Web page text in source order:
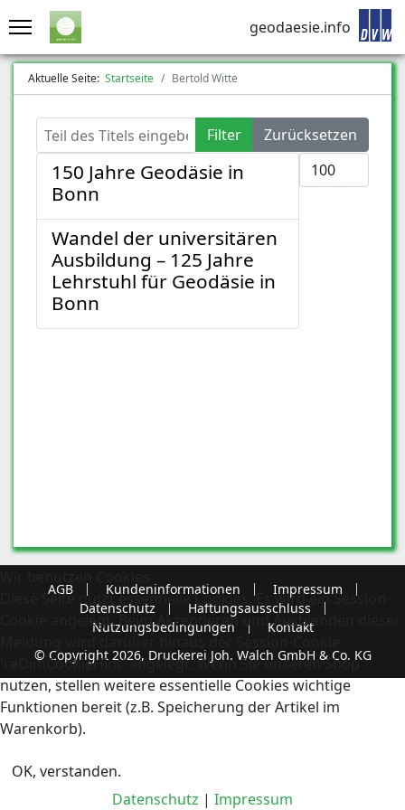
geodaesie.info
Aktuelle Seite: Startseite Bertold Witte
Teil des Titels eingeben Filter
Zurücksetzen
Anzeige #
150 Jahre Geodäsie in
Bonn
Wandel der universitären
Ausbildung – 125 Jahre
Lehrstuhl für Geodäsie in
Bonn
AGB Kundeninformationen
Impressum
Datenschutz
Haftungsausschluss
Nutzungsbedingungen
Kontakt
© Copyright 2026, Druckerei Joh. Walch GmbH & Co. KG
Diese Seite nutzt essentielle Cookies. Es wird ein Session-
Cookie angelegt. Beim Akzeptieren und Ausblenden dieser
Meldung wird darüber hinaus der Session-Cookie
'reDimCookieHint' angelegt. Wenn Sie unseren Shop
nutzen, stellen weitere essentielle Cookies wichtige
Funktionen bereit (z.B. Speicherung der Artikel im
Warenkorb).
OK, verstanden.
Datenschutz | Impressum